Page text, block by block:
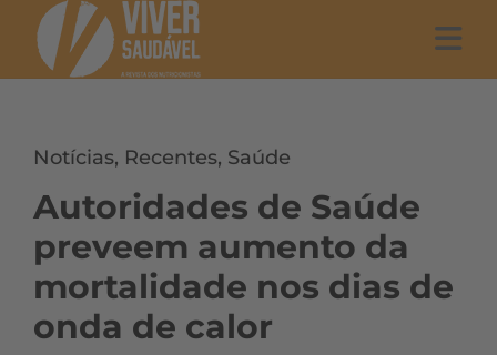
Notícias, Recentes, Saúde
Autoridades de Saúde
preveem aumento da
mortalidade nos dias de
onda de calor